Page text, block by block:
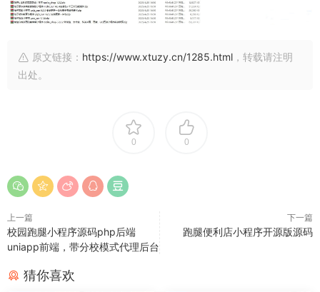
原文链接： https://www.xtuzy.cn/1285.html ，转载请注明
出处。
0 0
上一篇
校园跑腿小程序源码php后端
uniapp前端，带分校模式代理后台
下一篇
跑腿便利店小程序开源版源码
猜你喜欢